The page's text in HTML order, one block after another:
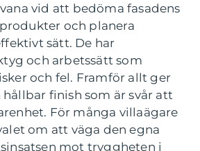
vid att bedöma fasadens
och planera
sätt. De har
och arbetssätt som
och fel. Framför allt ger
finish som är svår att
För många villaägare
om att väga den egna
mot tryggheten i